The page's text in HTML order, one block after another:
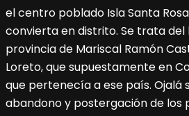
el centro poblado Isla Santa
convierta en distrito. Se trata del
provincia de Mariscal Ramón
Loreto, que supuestamente en
que pertenecía a ese país. Ojalá
abandono y postergación de los